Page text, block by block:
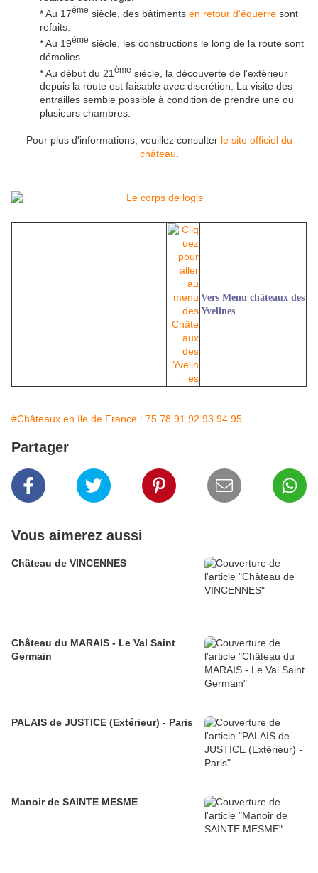
* Au 17ème siècle, des bâtiments en retour d'équerre sont
refaits.
* Au 19ème siècle, les constructions le long de la route sont
démolies.
* Au début du 21 ème siècle, la découverte de l'extérieur
depuis la route est faisable avec discrétion. La visite des
entrailles semble possible à condition de prendre une ou
plusieurs chambres.
Pour plus d'informations, veuillez consulter le site officiel du
château.
Vers Menu châteaux des
Yvelines
#Châteaux en Ile de France : 75 78 91 92 93 94 95
Partager
Vous aimerez aussi
Château de VINCENNES
Château du MARAIS - Le Val Saint
Germain
PALAIS de JUSTICE (Extérieur) - Paris
Manoir de SAINTE MESME